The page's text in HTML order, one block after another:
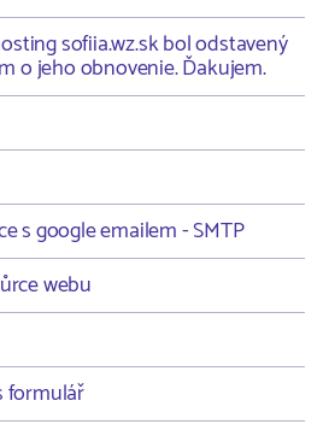
sofiia.wz.sk bol odstavený
o jeho obnovenie. Ďakujem.
s google emailem - SMTP
webu
formulář